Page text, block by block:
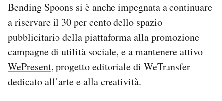
Bending Spoons si è anche impegnata a continuare
a riservare il 30 per cento dello spazio
pubblicitario della piattaforma alla promozione
campagne di utilità sociale, e a mantenere attivo
WePresent, progetto editoriale di WeTransfer
dedicato all’arte e alla creatività.